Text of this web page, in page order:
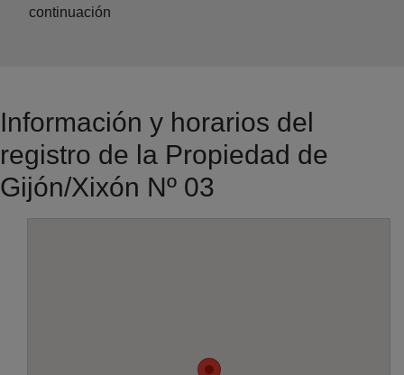
continuación
Información y horarios del
registro de la Propiedad de
Gijón/Xixón Nº 03